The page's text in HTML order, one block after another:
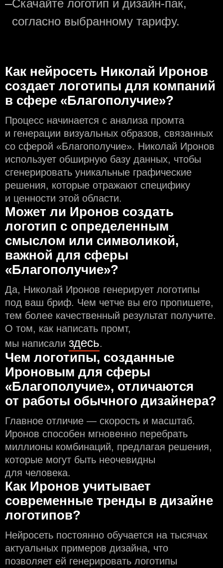
—Скачайте логотип и дизайн-пак,
согласно выбранному тарифу.
Как нейросеть Николай Иронов
создаeт логотипы для компаний
в сфере «Благополучие»?
Процесс начинается с анализа промта
и генерации визуальных образов, связанных
со сферой «Благополучие». Николай Иронов
использует обширную базу данных, чтобы
сгенерировать уникальные графические
решения, которые отражают специфику
и ценности этой области.
Может ли Иронов создать
логотип с определeнным
смыслом или символикой,
важной для сферы
«Благополучие»?
Да, Николай Иронов генерирует логотипы
под ваш бриф. Чем чeтче вы его пропишете,
тем более качественный результат получите.
О том, как написать промт,
мы написали здесь.
Чем логотипы, созданные
Ироновым для сферы
«Благополучие», отличаются
от работы обычного дизайнера?
Главное отличие — скорость и масштаб.
Иронов способен мгновенно перебрать
миллионы комбинаций, предлагая решения,
которые могут быть неочевидны
для человека.
Как Иронов учитывает
современные тренды в дизайне
логотипов?
Нейросеть постоянно обучается на тысячах
актуальных примеров дизайна, что
позволяет ей генерировать логотипы